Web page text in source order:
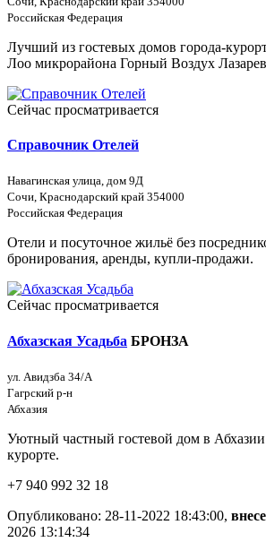
Российская Федерация
Лучший из гостевых домов города-
Лоо микрорайона Горный Воздух
Сейчас просматривается
Справочник Отелей
Навагинская улица, дом 9Д
Сочи, Краснодарский край 354000
Российская Федерация
Отели и посуточное жильё без
бронирования, аренды, купли-продажи.
Сейчас просматривается
Абхазская Усадьба БРОНЗА
ул. Авидзба 34/А
Гагрский р-н
Абхазия
Уютный частный гостевой дом в
курорте.
+7 940 992 32 18
Опубликовано: 28-11-2022 18:43:00,
2026 13:14:34